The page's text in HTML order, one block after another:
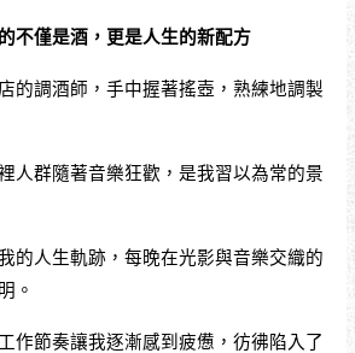
不僅是酒，更是人生的新配方
的調酒師，手中握著搖壺，熟練地調製
人群隨著音樂狂歡，是我習以為常的景
的人生軌跡，每晚在光影與音樂交織的
。
作節奏讓我逐漸感到疲憊，彷彿陷入了